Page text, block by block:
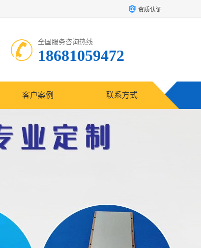
资质认证
全国服务咨询热线:
18681059472
客户案例 联系方式